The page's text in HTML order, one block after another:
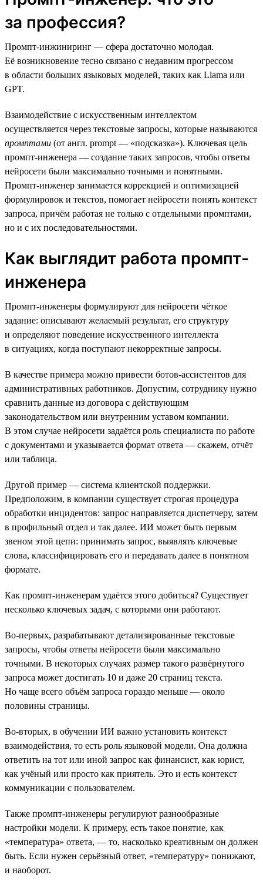
за профессия?
Промпт-инжиниринг — сфера достаточно молодая.
Её возникновение тесно связано с недавним прогрессом
в области больших языковых моделей, таких как Llama или
GPT.
Взаимодействие с искусственным интеллектом
осуществляется через текстовые запросы, которые называются
промптами (от англ. prompt — «подсказка»). Ключевая цель
промпт-инженера — создание таких запросов, чтобы ответы
нейросети были максимально точными и понятными.
Промпт-инженер занимается коррекцией и оптимизацией
формулировок и текстов, помогает нейросети понять контекст
запроса, причём работая не только с отдельными промптами,
но и с их последовательностями.
Как выглядит работа промпт-
инженера
Промпт-инженеры формулируют для нейросети чёткое
задание: описывают желаемый результат, его структуру
и определяют поведение искусственного интеллекта
в ситуациях, когда поступают некорректные запросы.
В качестве примера можно привести ботов-ассистентов для
административных работников. Допустим, сотруднику нужно
сравнить данные из договора с действующим
законодательством или внутренним уставом компании.
В этом случае нейросети задаётся роль специалиста по работе
с документами и указывается формат ответа — скажем, отчёт
или таблица.
Другой пример — система клиентской поддержки.
Предположим, в компании существует строгая процедура
обработки инцидентов: запрос направляется диспетчеру, затем
в профильный отдел и так далее. ИИ может быть первым
звеном этой цепи: принимать запрос, выявлять ключевые
слова, классифицировать его и передавать далее в понятном
формате.
Как промпт-инженерам удаётся этого добиться? Существует
несколько ключевых задач, с которыми они работают.
Во-первых, разрабатывают детализированные текстовые
запросы, чтобы ответы нейросети были максимально
точными. В некоторых случаях размер такого развёрнутого
запроса может достигать 10 и даже 20 страниц текста.
Но чаще всего объём запроса гораздо меньше — около
половины страницы.
Во-вторых, в обучении ИИ важно установить контекст
взаимодействия, то есть роль языковой модели. Она должна
ответить на тот или иной запрос как финансист, как юрист,
как учёный или просто как приятель. Это и есть контекст
коммуникации с пользователем.
Также промпт-инженеры регулируют разнообразные
настройки модели. К примеру, есть такое понятие, как
«температура» ответа, — то, насколько креативным он должен
быть. Если нужен серьёзный ответ, «температуру» понижают,
и наоборот.